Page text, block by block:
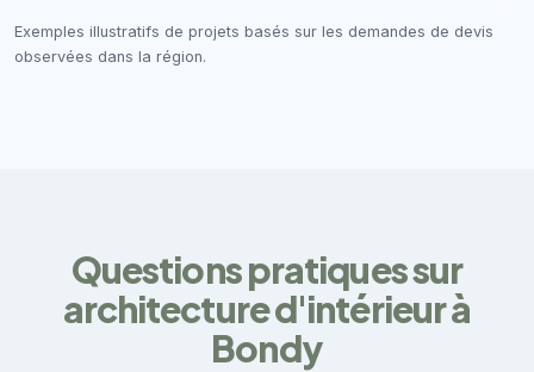
Exemples illustratifs de projets basés sur les demandes de devis
observées dans la région.
Questions pratiques sur
architecture d'intérieur à
Bondy